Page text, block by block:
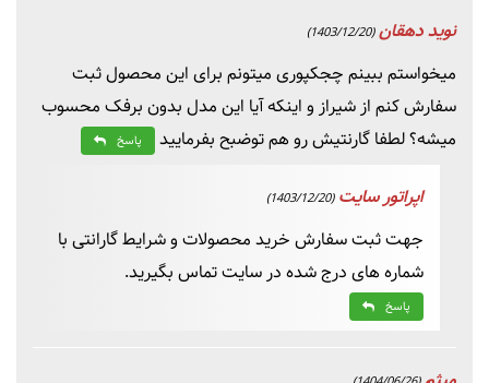
نوید دهقان (1403/12/20)
میخواستم ببینم چجکپوری میتونم برای این محصول ثبت
سفارش کنم از شیراز و اینکه آیا این مدل بدون برفک محسوب
میشه؟ لطفا گارنتیش رو هم توضبح بفرمایید
پاسخ
اپراتور سایت (1403/12/20)
جهت ثبت سفارش خرید محصولات و شرایط گارانتی با
شماره های درج شده در سایت تماس بگیرید.
پاسخ